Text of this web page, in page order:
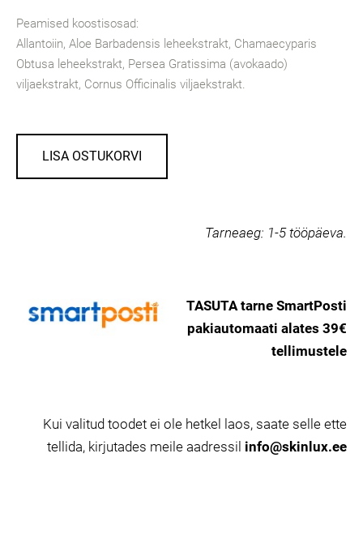
Peamised koostisosad:
Allantoiin, Aloe Barbadensis leheekstrakt, Chamaecyparis
Obtusa leheekstrakt, Persea Gratissima (avokaado)
viljaekstrakt, Cornus Officinalis viljaekstrakt.
LISA OSTUKORVI
Tarneaeg: 1-5 tööpäeva.
TASUTA tarne SmartPosti
pakiautomaati alates 39€
tellimustele
Kui valitud toodet ei ole hetkel laos, saate selle ette
tellida, kirjutades meile aadressil info@skinlux.ee